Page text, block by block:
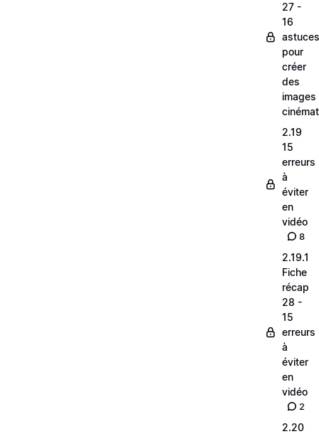
27 -
16
astuces
pour
créer
des
images
2.19
15
erreurs
à
éviter
en
vidéo
8
2.19.1
Fiche
récap
28 -
15
erreurs
à
éviter
en
vidéo
2
2.20